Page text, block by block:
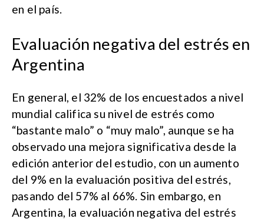
en el país.
Evaluación negativa del estrés en
Argentina
En general, el 32% de los encuestados a nivel
mundial califica su nivel de estrés como
“bastante malo” o “muy malo”, aunque se ha
observado una mejora significativa desde la
edición anterior del estudio, con un aumento
del 9% en la evaluación positiva del estrés,
pasando del 57% al 66%. Sin embargo, en
Argentina, la evaluación negativa del estrés